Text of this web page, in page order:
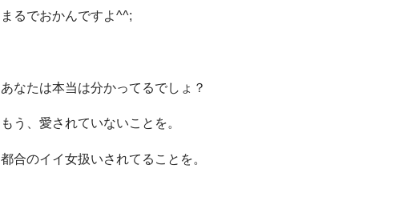
まるでおかんですよ^^;
あなたは本当は分かってるでしょ？
もう、愛されていないことを。
都合のイイ女扱いされてることを。